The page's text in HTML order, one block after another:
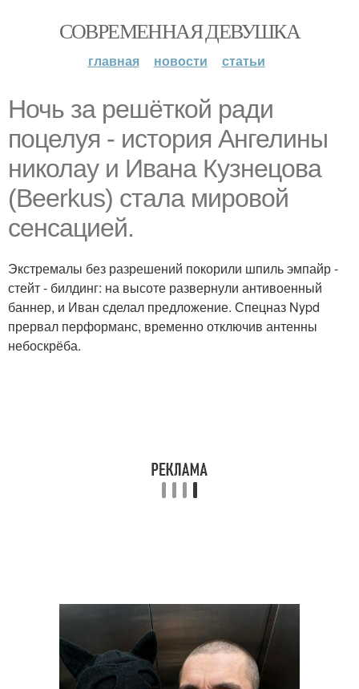
СОВРЕМЕННАЯ ДЕВУШКА
главная новости статьи
Ночь за решёткой ради
поцелуя - история Ангелины
николау и Ивана Кузнецова
(Beerkus) стала мировой
сенсацией.
Экстремалы без разрешений покорили шпиль эмпайр -
стейт - билдинг: на высоте развернули антивоенный
баннер, и Иван сделал предложение. Спецназ Nypd
прервал перформанс, временно отключив антенны
небоскрёба.